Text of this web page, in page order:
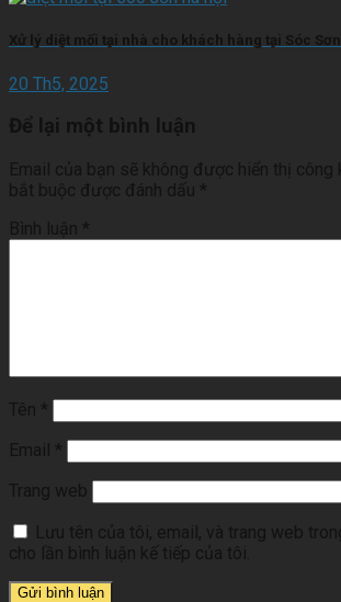
Xử lý diệt mối tại nhà cho khách hàng tại Sóc Sơn
20 Th5, 2025
Để lại một bình luận
Email của bạn sẽ không được hiển thị công
bắt buộc được đánh dấu
Bình luận
Tên
Email
Trang web
Lưu tên của tôi, email, và trang web
cho lần bình luận kế tiếp của tôi.